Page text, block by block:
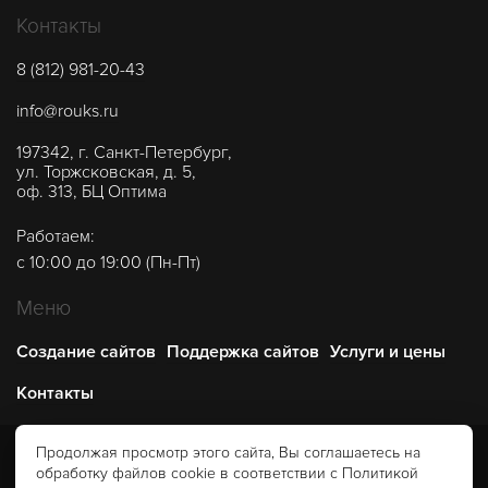
Контакты
8 (812) 981-20-43
info@rouks.ru
197342, г. Санкт-Петербург,
ул. Торжсковская, д. 5,
оф. 313, БЦ Оптима
Работаем:
с 10:00 до 19:00 (Пн-Пт)
Меню
Создание сайтов Поддержка сайтов Услуги и цены
Контакты
© 2026 Студия интернет-решений «Роукс». Не является
публичной офертой.
Продолжая просмотр этого сайта, Вы соглашаетесь на
обработку файлов cookie в соответствии с Политикой